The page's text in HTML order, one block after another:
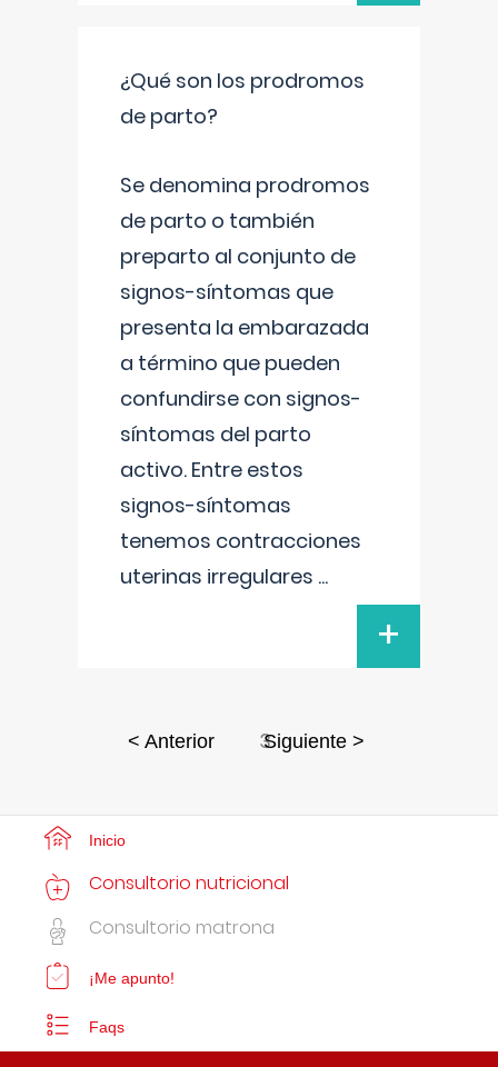
¿Qué son los prodromos
de parto?
Se denomina prodromos
de parto o también
preparto al conjunto de
signos-síntomas que
presenta la embarazada
a término que pueden
confundirse con signos-
síntomas del parto
activo. Entre estos
signos-síntomas
tenemos contracciones
uterinas irregulares ...
+
< Anterior 3Siguiente >
Inicio
Consultorio nutricional
Consultorio matrona
¡Me apunto!
Faqs